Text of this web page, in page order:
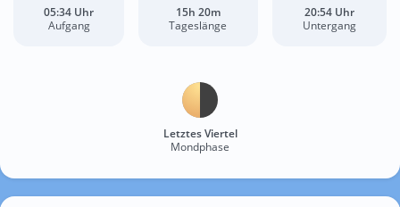
05:34 Uhr
Aufgang
15h 20m
Tageslänge
20:54 Uhr
Untergang
Letztes Viertel
Mondphase